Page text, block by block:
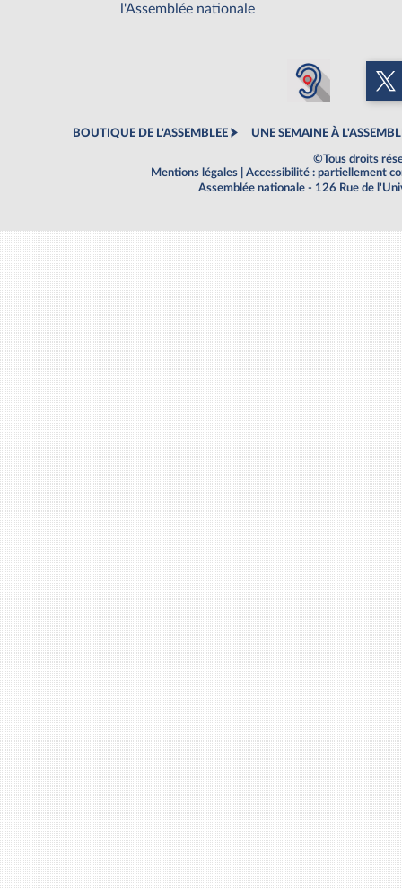
l'Assemblée nationale
BOUTIQUE DE L'ASSEMBLEE UNE SEMAINE À
©Tous droits
Mentions légales
Accessibilité : partiellement
Assemblée nationale - 126 Rue de